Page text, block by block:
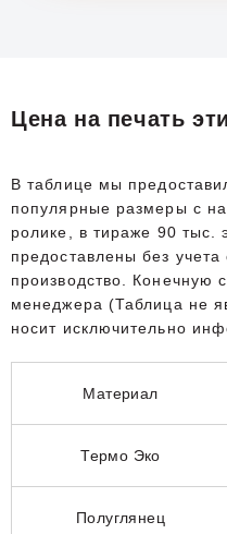
Цена на печать
В таблице мы
популярные размеры с
ролике, в тираже 90 тыс.
предоставлены без учета
производство. Конечную
менеджера (Таблица не
носит исключительно
Материал
Термо Эко
Полуглянец